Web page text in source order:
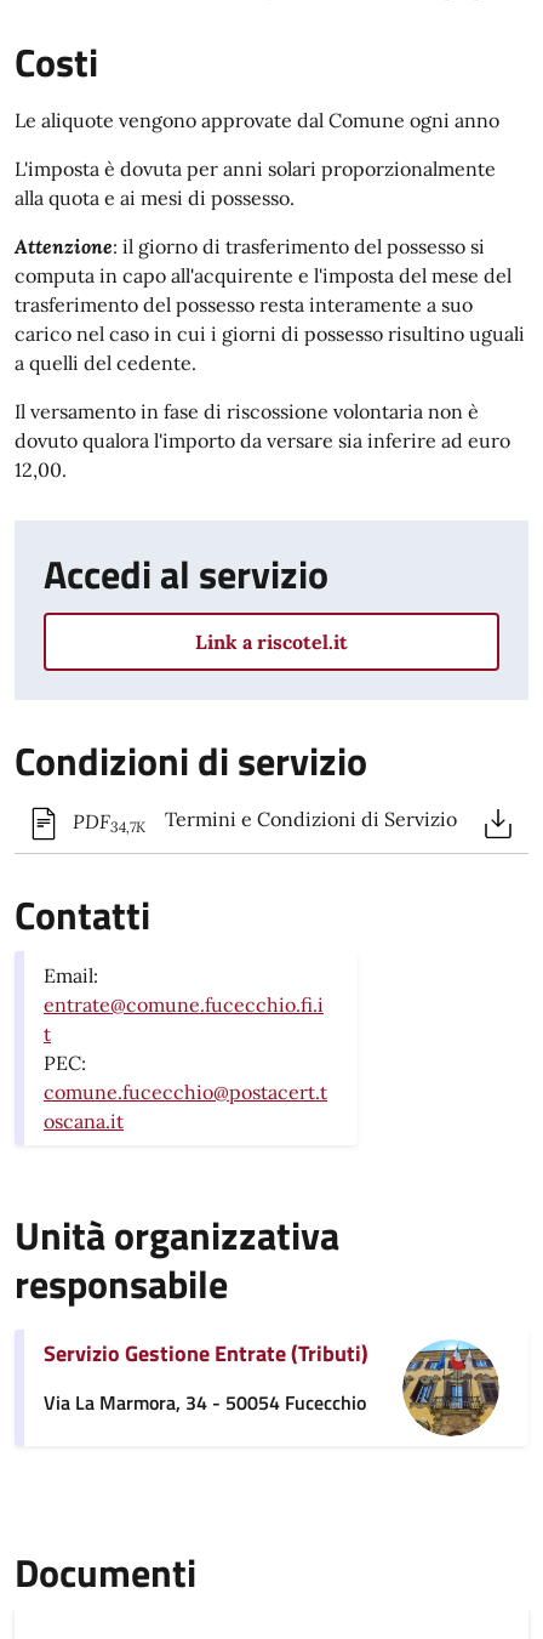
Costi
Le aliquote vengono approvate dal Comune ogni anno
L'imposta è dovuta per anni solari proporzionalmente
alla quota e ai mesi di possesso.
Attenzione: il giorno di trasferimento del possesso si
computa in capo all'acquirente e l'imposta del mese del
trasferimento del possesso resta interamente a suo
carico nel caso in cui i giorni di possesso risultino uguali
a quelli del cedente.
Il versamento in fase di riscossione volontaria non è
dovuto qualora l'importo da versare sia inferire ad euro
12,00.
Accedi al servizio
Link a riscotel.it
Condizioni di servizio
PDF34,7K Termini e Condizioni di Servizio
Contatti
Email:
entrate@comune.fucecchio.fi.i
t
PEC:
comune.fucecchio@postacert.t
oscana.it
Unità organizzativa
responsabile
Servizio Gestione Entrate (Tributi)
Via La Marmora, 34 - 50054 Fucecchio
Documenti